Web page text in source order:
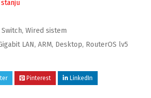
, Wired sistem
LAN, ARM, Desktop, RouterOS lv5
Pinterest LinkedIn